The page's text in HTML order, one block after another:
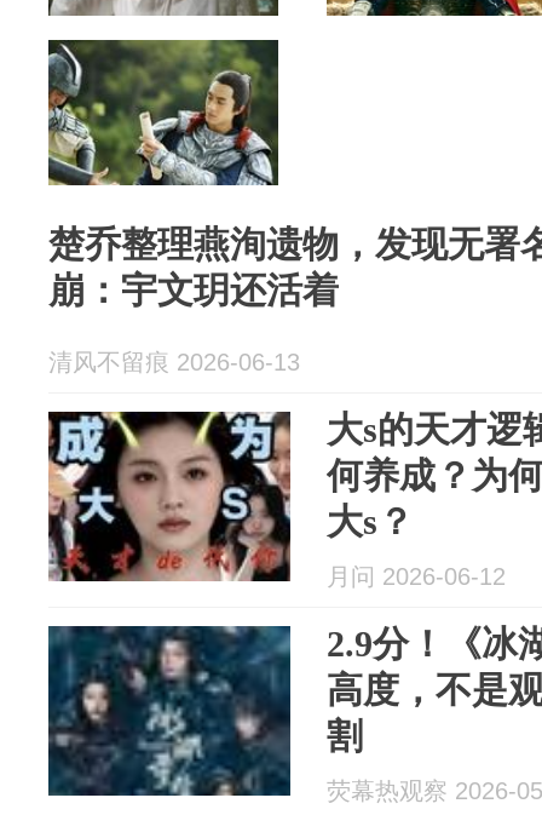
楚乔整理燕洵遗物，发现无署
崩：宇文玥还活着
清风不留痕 2026-06-13
大s的天才逻
何养成？为
大s？
月问 2026-06-12
2.9分！《冰
高度，不是
割
荧幕热观察 2026-